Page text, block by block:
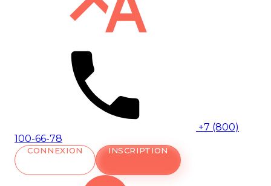
+7 (800)
100-66-78
CONNEXION INSCRIPTION